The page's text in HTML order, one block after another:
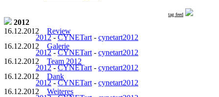
tag feed
2012
16.12.2012 Review
2012-CYNETart - cynetart2012
16.12.2012 Galerie
2012-CYNETart - cynetart2012
16.12.2012 Team 2012
2012-CYNETart - cynetart2012
16.12.2012 Dank
2012-CYNETart - cynetart2012
16.12.2012 Weiteres